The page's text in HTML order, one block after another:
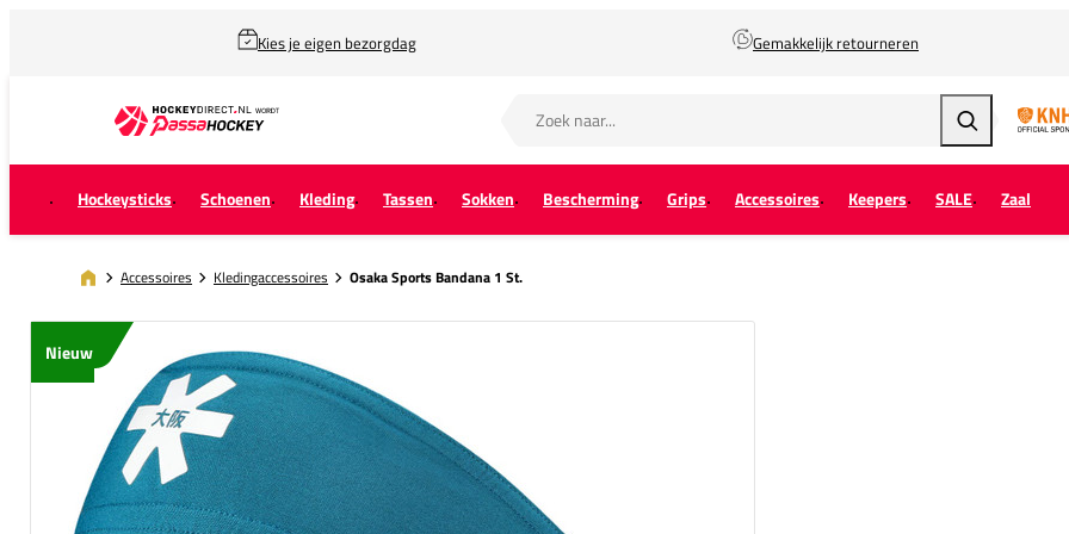
Kies je eigen bezorgdag Gemakkelijk retourneren
Zoeken
Hockeysticks Schoenen Kleding Tassen Sokken Bescherming Grips Accessoires Keepers SALE Zaal
Accessoires Kledingaccessoires Osaka Sports Bandana 1 St.
Nieuw